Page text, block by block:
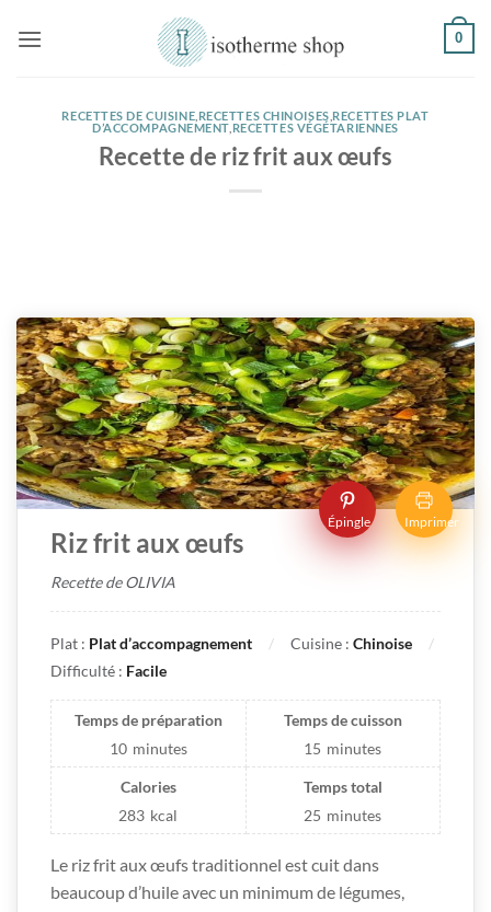
0
RECETTES DE CUISINE RECETTES CHINOISES RECETTES PLAT
D’ACCOMPAGNEMENT RECETTES VÉGÉTARIENNES
Recette de riz frit aux œufs
Épingle Imprimer
Riz frit aux œufs
Recette de OLIVIA
Plat : Plat d’accompagnement Cuisine : Chinoise
Difficulté : Facile
Temps de préparation
10 minutes
Temps de cuisson
15 minutes
Calories
283 kcal
Temps total
25 minutes
Le riz frit aux œufs traditionnel est cuit dans
beaucoup d’huile avec un minimum de légumes,